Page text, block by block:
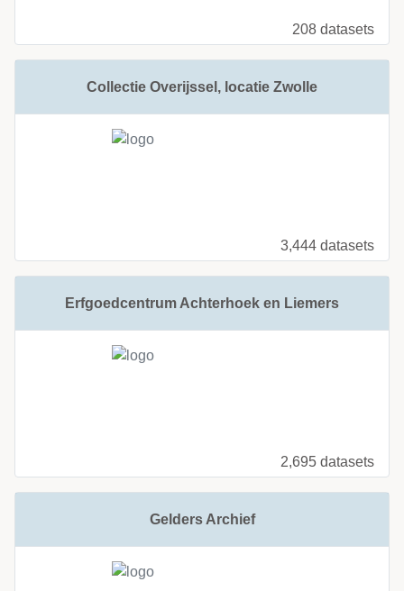
208 datasets
Collectie Overijssel, locatie Zwolle
3,444 datasets
Erfgoedcentrum Achterhoek en Liemers
2,695 datasets
Gelders Archief